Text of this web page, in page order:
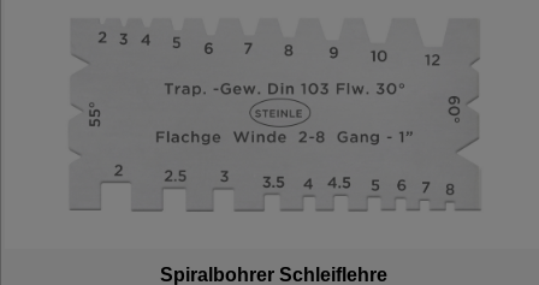
Spiralbohrer Schleiflehre